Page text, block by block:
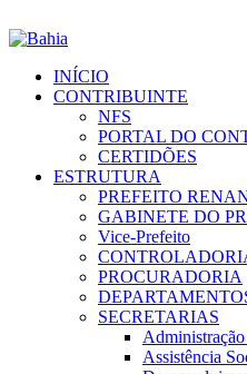
INÍCIO
CONTRIBUINTE
NFS
PORTAL DO
CERTIDÕES
ESTRUTURA
PREFEITO
GABINETE DO
Vice-Prefeito
PROCURADORIA
SECRETARIAS
Assistência